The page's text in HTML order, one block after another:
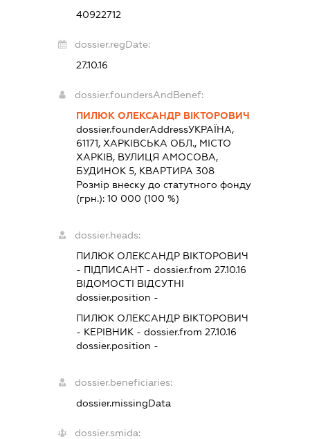
40922712
dossier.regDate:
27.10.16
dossier.foundersAndBenef:
ПИЛЮК ОЛЕКСАНДР ВІКТОРОВИЧ
dossier.founderAddressУКРАЇНА,
61171, ХАРКІВСЬКА ОБЛ., МІСТО
ХАРКІВ, ВУЛИЦЯ АМОСОВА,
БУДИНОК 5, КВАРТИРА 308
Розмір внеску до статутного фонду
(грн.): 10 000 (100 %)
dossier.heads:
ПИЛЮК ОЛЕКСАНДР ВІКТОРОВИЧ
- ПІДПИСАНТ- dossier.from 27.10.16
ВІДОМОСТІ ВІДСУТНІ
dossier.position -
ПИЛЮК ОЛЕКСАНДР ВІКТОРОВИЧ
- КЕРІВНИК - dossier.from 27.10.16
dossier.position -
dossier.beneficiaries:
dossier.missingData
dossier.smida: